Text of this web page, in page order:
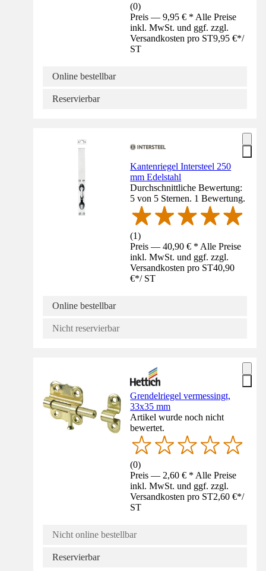
(0)
Preis — 9,95 € * Alle Preise
inkl. MwSt. und ggf. zzgl.
Versandkosten pro ST9,95 €*/
ST
Online bestellbar
Reservierbar
Kantenriegel Intersteel 250
mm Edelstahl
Durchschnittliche Bewertung:
5 von 5 Sternen. 1 Bewertung.
(1)
Preis — 40,90 € * Alle Preise
inkl. MwSt. und ggf. zzgl.
Versandkosten pro ST40,90
€*/ ST
Online bestellbar
Nicht reservierbar
Grendelriegel vermessingt,
33x35 mm
Artikel wurde noch nicht
bewertet.
(0)
Preis — 2,60 € * Alle Preise
inkl. MwSt. und ggf. zzgl.
Versandkosten pro ST2,60 €*/
ST
Nicht online bestellbar
Reservierbar